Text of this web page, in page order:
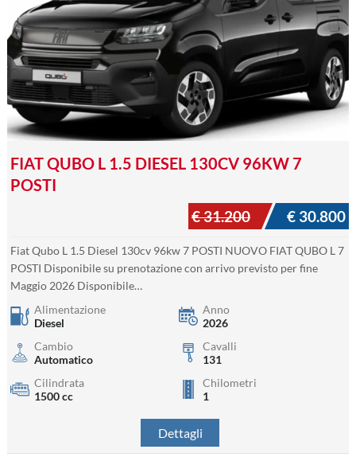
FIAT QUBO L 1.5 DIESEL 130CV 96KW 7
POSTI
€ 30.800
€ 31.200
Fiat Qubo L 1.5 Diesel 130cv 96kw 7 POSTI NUOVO FIAT QUBO L 7
POSTI Disponibile su prenotazione con arrivo previsto per fine
Maggio 2026 Disponibile…
Alimentazione
Diesel
Anno
2026
Cambio
Automatico
Cavalli
131
Cilindrata
1500 cc
Chilometri
1
Dettagli